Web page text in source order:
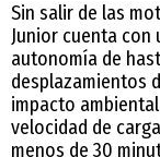
Sin salir de las
Junior cuenta con
autonomía de
desplazamientos
impacto
velocidad de
menos de 30